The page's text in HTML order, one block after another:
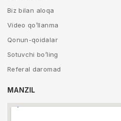
Biz bilan aloqa
Video qo’llanma
Qonun-qoidalar
Sotuvchi bo’ling
Referal daromad
MANZIL